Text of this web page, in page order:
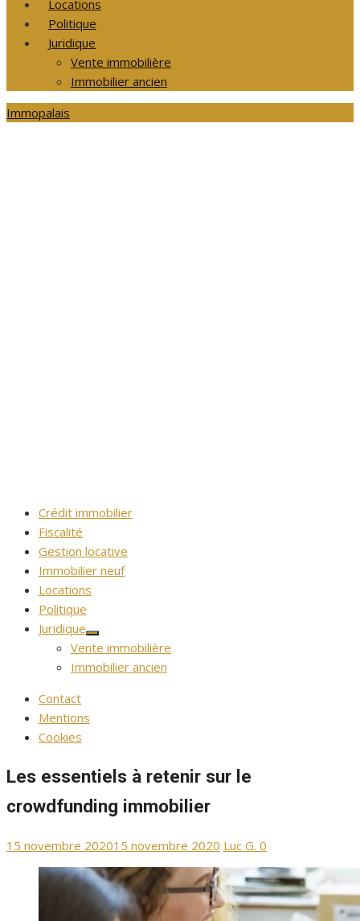
Locations
Politique
Juridique
Vente immobilière
Immobilier ancien
Immopalais
Crédit immobilier
Fiscalité
Gestion locative
Immobilier neuf
Locations
Politique
Juridique
Afficher
le
sous-
menu
Vente immobilière
Immobilier ancien
Contact
Mentions
Cookies
Les essentiels à retenir sur le
crowdfunding immobilier
Publié
15 novembre 202015 novembre 2020 Auteur/autrice
Luc G. 0